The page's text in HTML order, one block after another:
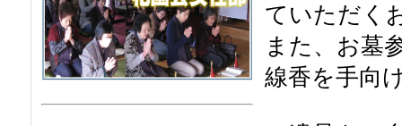
ていただく
また、お墓
線香を手向